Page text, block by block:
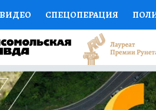
ВИДЕО СПЕЦОПЕРАЦИЯ
НАУКА АФИША
ДОКТОР
ПОЛКА ПРОГНОЗЫ НА СПОРТ